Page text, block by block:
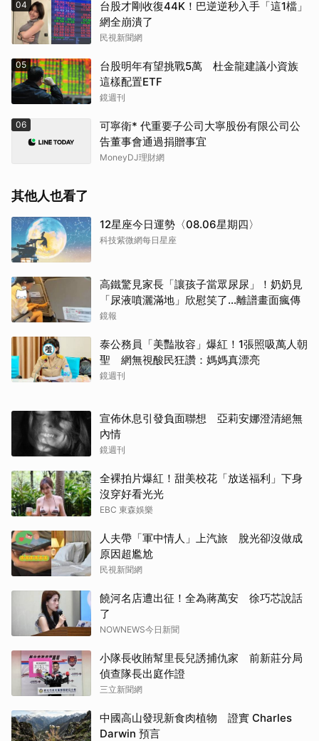
04
台股才剛收復44K！巴逆逆秒入手「這1檔」
網全崩潰了
民視新聞網
05
台股明年有望挑戰5萬 杜金龍建議小資族
這樣配置ETF
鏡週刊
06
可寧衛* 代重要子公司大寧股份有限公司公
告董事會通過捐贈事宜
MoneyDJ理財網
其他人也看了
12星座今日運勢〈08.06星期四〉
科技紫微網每日星座
高鐵驚見家長「讓孩子當眾尿尿」！奶奶見
「尿液噴灑滿地」欣慰笑了…離譜畫面瘋傳
鏡報
泰公務員「美豔妝容」爆紅！1張照吸萬人朝
聖 網無視酸民狂讚：媽媽真漂亮
鏡週刊
宣佈休息引發負面聯想 亞莉安娜澄清絕無
內情
鏡週刊
全裸拍片爆紅！甜美校花「放送福利」下身
沒穿好看光光
EBC 東森娛樂
人夫帶「軍中情人」上汽旅 脫光卻沒做成
原因超尷尬
民視新聞網
饒河名店遭出征！全為蔣萬安 徐巧芯說話
了
NOWNEWS今日新聞
小隊長收賄幫里長兒誘捕仇家 前新莊分局
偵查隊長出庭作證
三立新聞網
中國高山發現新食肉植物 證實 Charles
Darwin 預言